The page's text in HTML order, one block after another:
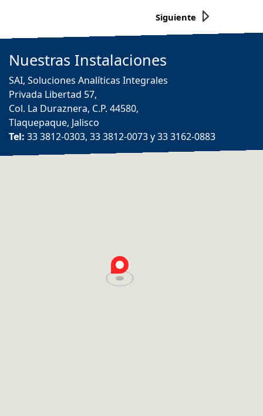
Siguiente
Nuestras Instalaciones
SAI, Soluciones Analíticas Integrales
Privada Libertad 57,
Col. La Duraznera, C.P. 44580,
Tlaquepaque, Jalisco
Tel: 33 3812-0303, 33 3812-0073 y 33 3162-0883